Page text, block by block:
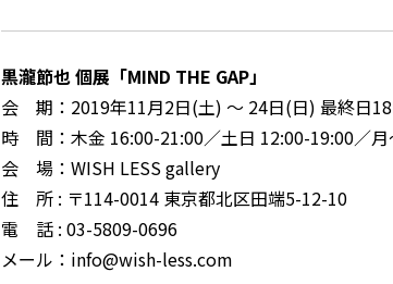
黒瀧節也 個展「MIND THE GAP」
会 期：2019年11月2日(土) ～ 24日(日) 最終日
時 間：木金 16:00-21:00／土日 12:00-19:00／月
会 場：WISH LESS gallery
住 所 : 〒114-0014 東京都北区田端5-12-10
電 話 : 03-5809-0696
メール：info@wish-less.com